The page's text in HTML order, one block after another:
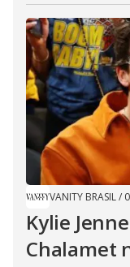
VANITY BRASIL/
Kylie
Chalamet